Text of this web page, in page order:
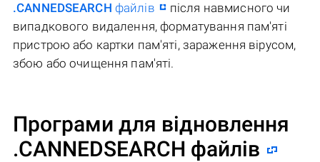
.CANNEDSEARCH файлів
після навмисного чи
випадкового видалення, форматування пам'яті
пристрою або картки пам'яті, зараження вірусом,
збою або очищення пам'яті.
Програми для відновлення
.CANNEDSEARCH файлів